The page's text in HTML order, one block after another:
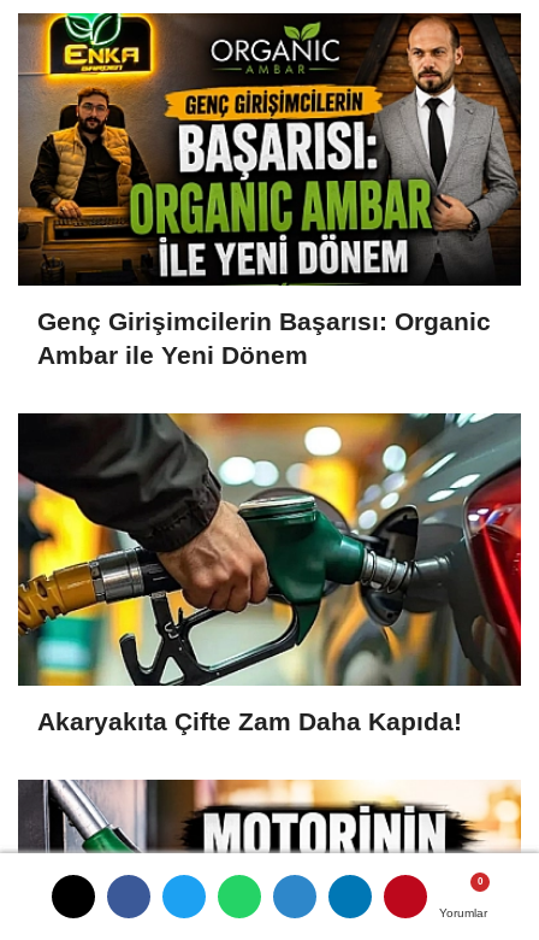
Yorumlar
Yorumlar
Yorumlar
Genç Girişimcilerin Başarısı: Organic
Ambar ile Yeni Dönem
Akaryakıta Çifte Zam Daha Kapıda!